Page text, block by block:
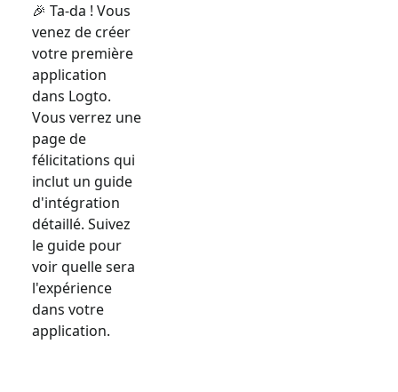
🎉 Ta-da ! Vous
venez de créer
votre première
application
dans Logto.
Vous verrez une
page de
félicitations qui
inclut un guide
d'intégration
détaillé. Suivez
le guide pour
voir quelle sera
l'expérience
dans votre
application.